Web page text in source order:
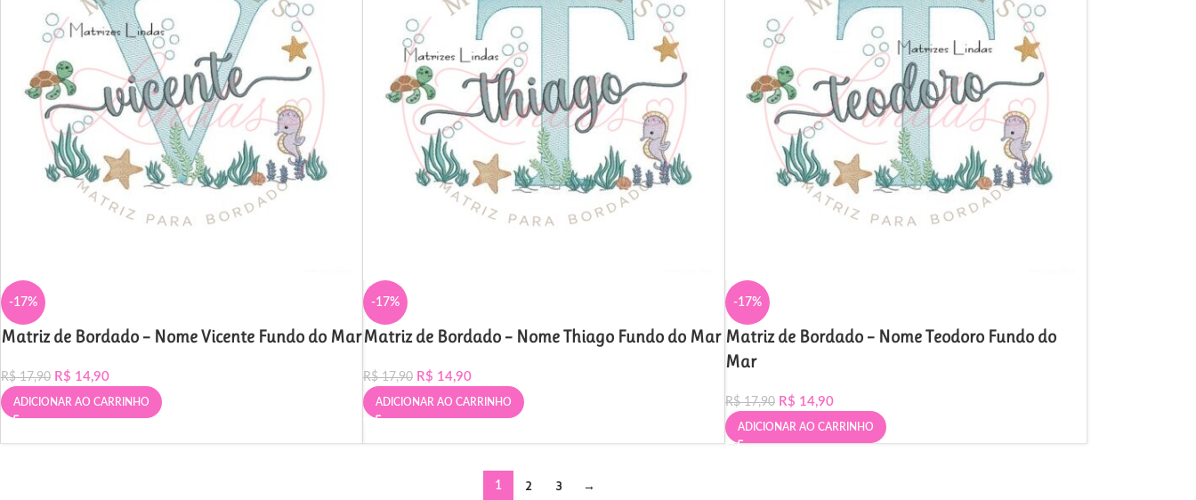
-17%
Matriz de Bordado – Nome Vicente Fundo do Mar
R$17,90 R$ 14,90
ADICIONAR AO CARRINHO
-17%
Matriz de Bordado – Nome Thiago Fundo do Mar
R$17,90 R$ 14,90
ADICIONAR AO CARRINHO
-17%
Matriz de Bordado – Nome Teodoro Fundo do
Mar
R$17,90 R$ 14,90
ADICIONAR AO CARRINHO
1 2 3 →